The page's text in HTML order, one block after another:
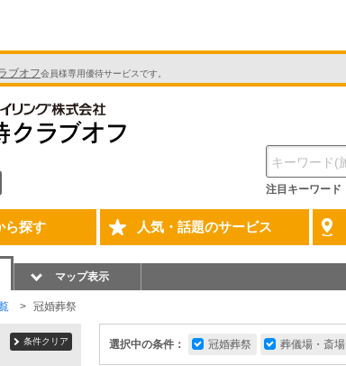
ブオフ会員様専用優待サービスです。
注目キーワード
ら探す 人気・話題のサービス
マップ表示
冠婚葬祭
選択中の条件： 冠婚葬祭 葬儀場・斎場
条件クリア